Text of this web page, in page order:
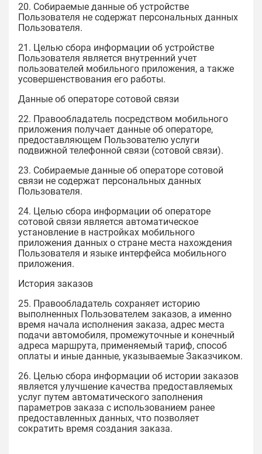
20. Собираемые данные об устройстве
Пользователя не содержат персональных данных
Пользователя.
21. Целью сбора информации об устройстве
Пользователя является внутренний учет
пользователей мобильного приложения, а также
усовершенствования его работы.
Данные об операторе сотовой связи
22. Правообладатель посредством мобильного
приложения получает данные об операторе,
предоставляющем Пользователю услуги
подвижной телефонной связи (сотовой связи).
23. Собираемые данные об операторе сотовой
связи не содержат персональных данных
Пользователя.
24. Целью сбора информации об операторе
сотовой связи является автоматическое
установление в настройках мобильного
приложения данных о стране места нахождения
Пользователя и языке интерфейса мобильного
приложения.
История заказов
25. Правообладатель сохраняет историю
выполненных Пользователем заказов, а именно
время начала исполнения заказа, адрес места
подачи автомобиля, промежуточные и конечный
адреса маршрута, применяемый тариф, способ
оплаты и иные данные, указываемые Заказчиком.
26. Целью сбора информации об истории заказов
является улучшение качества предоставляемых
услуг путем автоматического заполнения
параметров заказа с использованием ранее
предоставленных данных, что позволяет
сократить время создания заказа.